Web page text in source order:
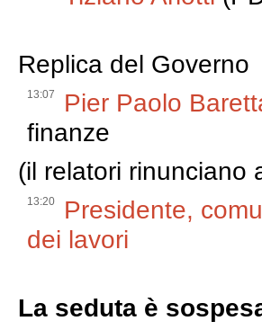
Replica del Governo
13:07 Pier Paolo
finanze
(il relatori rinunciano
13:20
Presidente,
dei lavori
La seduta è